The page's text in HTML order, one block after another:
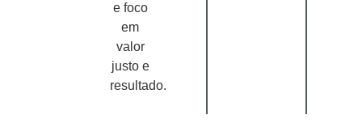
e foco
em
valor
justo e
resultado.